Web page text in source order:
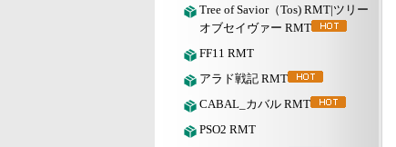
Tree of Savior（Tos) RMT|ツリー
オブセイヴァー RMT
FF11 RMT
アラド戦記 RMT
CABAL_カバル RMT
PSO2 RMT